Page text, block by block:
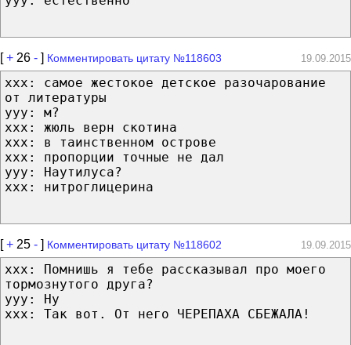
[+ 26 - ] Комментировать цитату №118603 19.09.2015
xxx: самое жестокое детское разочарование
от литературы
yyy: м?
xxx: жюль верн скотина
xxx: в таинственном острове
xxx: пропорции точные не дал
yyy: Наутилуса?
xxx: нитроглицерина
[+ 25 - ] Комментировать цитату №118602 19.09.2015
ххх: Помнишь я тебе рассказывал про моего
тормознутого друга?
ууу: Ну
ххх: Так вот. От него ЧЕРЕПАХА СБЕЖАЛА!